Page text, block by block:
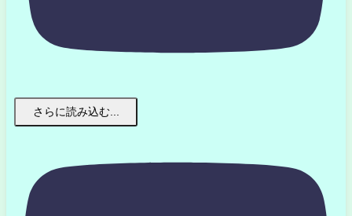
さらに読み込む...